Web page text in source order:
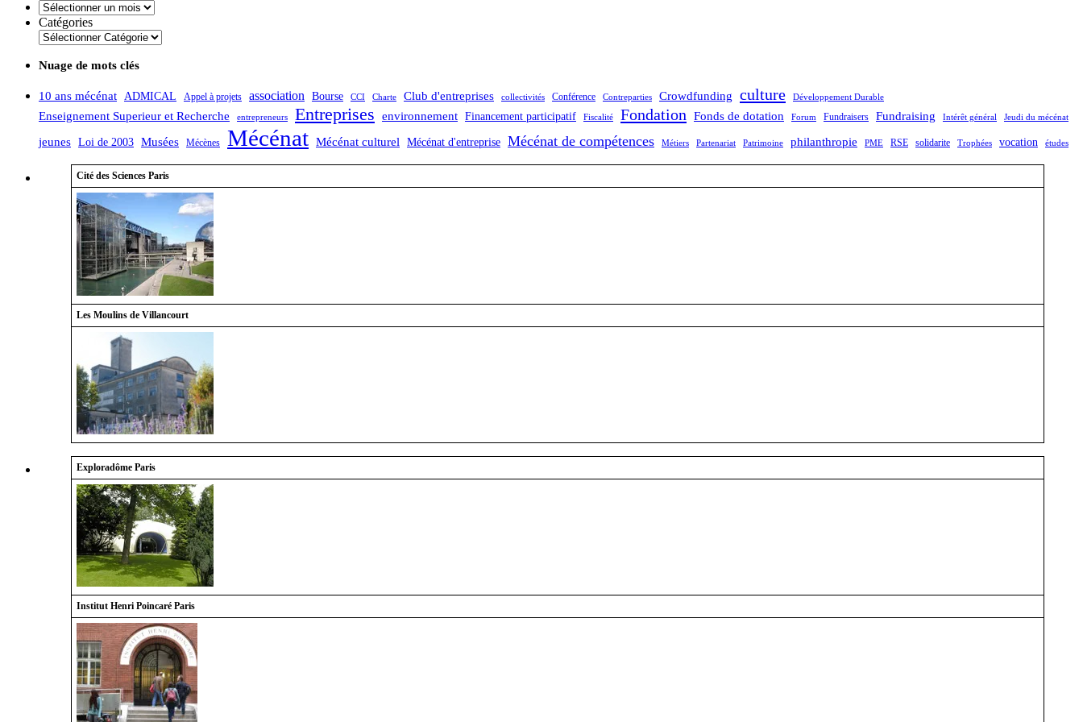
Archives
Catégories
Nuage de mots clés
10 ans mécénat ADMICAL Appel à projets association Bourse CCI Charte Club d'entreprises collectivités Conférence Contreparties Crowdfunding culture Développement Durable
Enseignement Superieur et Recherche entrepreneurs Entreprises environnement Financement participatif Fiscalité Fondation Fonds de dotation Forum Fundraisers Fundraising Intérêt général Jeudi du mécénat
jeunes Loi de 2003 Musées Mécènes Mécénat Mécénat culturel Mécénat d'entreprise Mécénat de compétences Métiers Partenariat Patrimoine philanthropie PME RSE solidarite Trophées vocation études
Cité des Sciences Paris
Les Moulins de Villancourt
Exploradôme Paris
Institut Henri Poincaré Paris